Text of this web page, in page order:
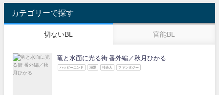
カテゴリーで探す
切ないBL 官能BL
竜と水面に光る街 番外編／秋月ひかる
ハッピーエンド 溺愛 社会人 ファンタジー